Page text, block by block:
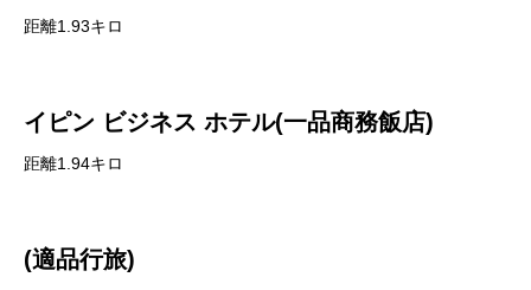
距離1.93キロ
イピン ビジネス ホテル(一品商務飯店)
距離1.94キロ
(適品行旅)